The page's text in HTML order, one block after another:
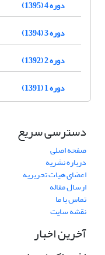
دوره 4 (1395)
دوره 3 (1394)
دوره 2 (1392)
دوره 1 (1391)
دسترسی سریع
صفحه اصلی
درباره نشریه
اعضای هیات تحریریه
ارسال مقاله
تماس با ما
نقشه سایت
آخرین اخبار